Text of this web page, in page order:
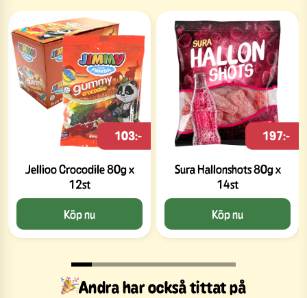
Jellioo Crocodile 80g x
12st
103:-
Köp nu
Sura Hallonshots 80g x
14st
197:-
Köp nu
Andra har också tittat på